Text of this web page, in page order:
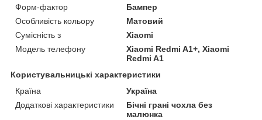
Форм-фактор
Бампер
Особливість кольору
Матовий
Сумісність з
Xiaomi
Модель телефону
Xiaomi Redmi A1+, Xiaomi
Redmi A1
Користувальницькі характеристики
Країна
Україна
Додаткові характеристики
Бічні грані чохла без
малюнка